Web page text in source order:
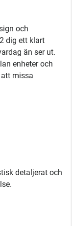
och
dig ett klart
än ser ut.
enheter och
missa
detaljerat och